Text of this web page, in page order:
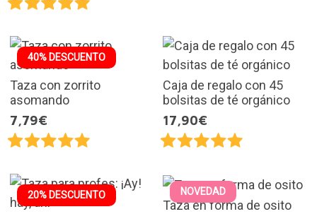
40% DESCUENTO
Taza con zorrito
asomando
7,79€
Caja de regalo con 45
bolsitas de té orgánico
17,90€
20% DESCUENTO NOVEDAD
Taza en forma de osito